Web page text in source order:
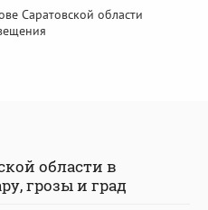
Саратовской области
области в
грозы и град